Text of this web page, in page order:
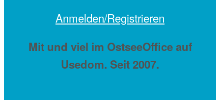
Anmelden/Registrieren
Mit und viel im OstseeOffice auf
Usedom. Seit 2007.